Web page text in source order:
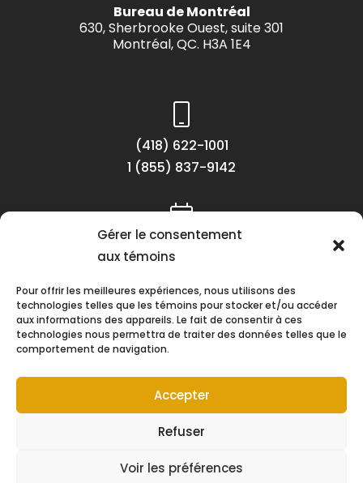
Gérer le consentement
aux témoins
Pour offrir les meilleures expériences, nous utilisons des
technologies telles que les témoins pour stocker et/ou accéder
aux informations des appareils. Le fait de consentir à ces
technologies nous permettra de traiter des données telles que le
comportement de navigation.
Accepter
Refuser
Voir les préférences
Bureau de Montréal
630, Sherbrooke Ouest, suite 301
Montréal, QC. H3A 1E4
(418) 622-1001
1 (855) 837-9142
Lundi au vendredi
Suivez-nous !